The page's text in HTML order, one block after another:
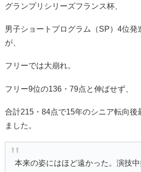
グランプリシリーズフランス杯、
男子ショートプログラム（SP）4位発
が、
フリーでは大崩れ。
フリー9位の136・79点と伸ばせず、
合計215・84点で15年のシニア転向後
ました。
本来の姿にはほど遠かった。演技